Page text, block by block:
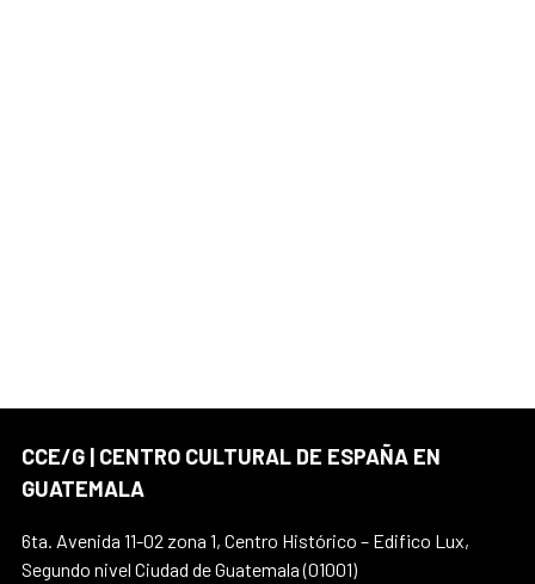
CCE/G | CENTRO CULTURAL DE ESPAÑA EN
GUATEMALA
6ta. Avenida 11-02 zona 1, Centro Histórico – Edifico Lux,
Segundo nivel Ciudad de Guatemala (01001)